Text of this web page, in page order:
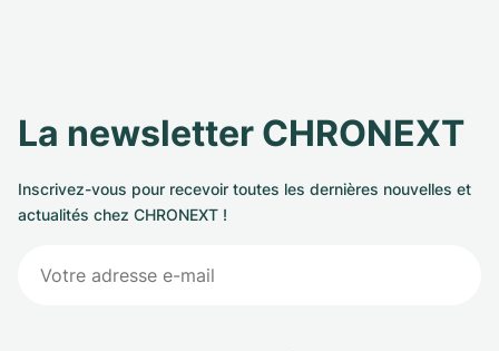
La newsletter CHRONEXT
Inscrivez-vous pour recevoir toutes les dernières nouvelles et
actualités chez CHRONEXT !